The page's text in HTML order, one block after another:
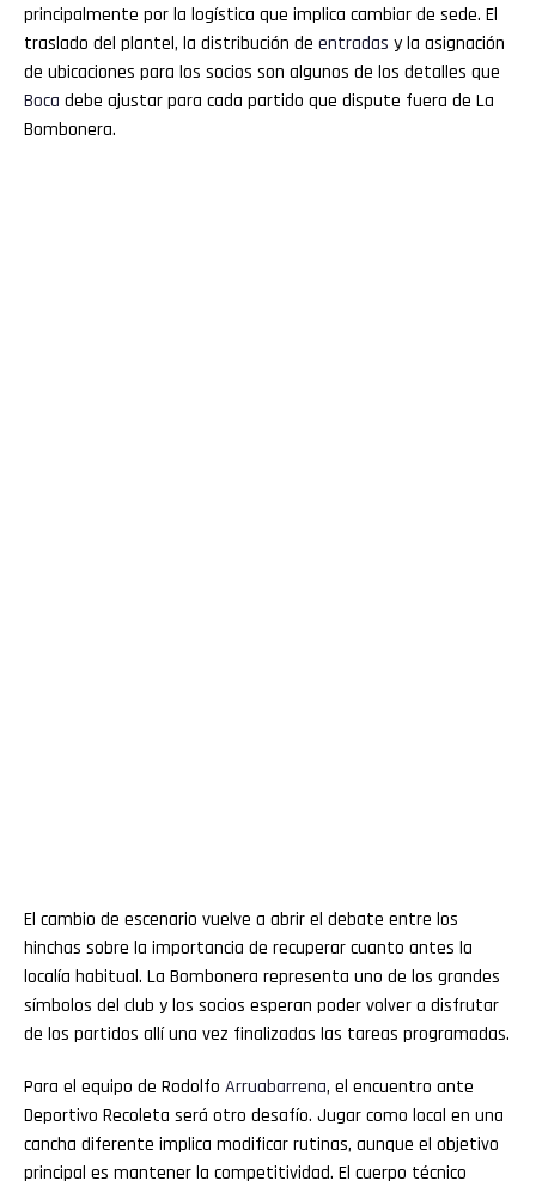
principalmente por la logística que implica cambiar de sede. El
traslado del plantel, la distribución de entradas y la asignación
de ubicaciones para los socios son algunos de los detalles que
Boca debe ajustar para cada partido que dispute fuera de La
Bombonera.
El cambio de escenario vuelve a abrir el debate entre los
hinchas sobre la importancia de recuperar cuanto antes la
localía habitual. La Bombonera representa uno de los grandes
símbolos del club y los socios esperan poder volver a disfrutar
de los partidos allí una vez finalizadas las tareas programadas.
Para el equipo de Rodolfo Arruabarrena, el encuentro ante
Deportivo Recoleta será otro desafío. Jugar como local en una
cancha diferente implica modificar rutinas, aunque el objetivo
principal es mantener la competitividad. El cuerpo técnico